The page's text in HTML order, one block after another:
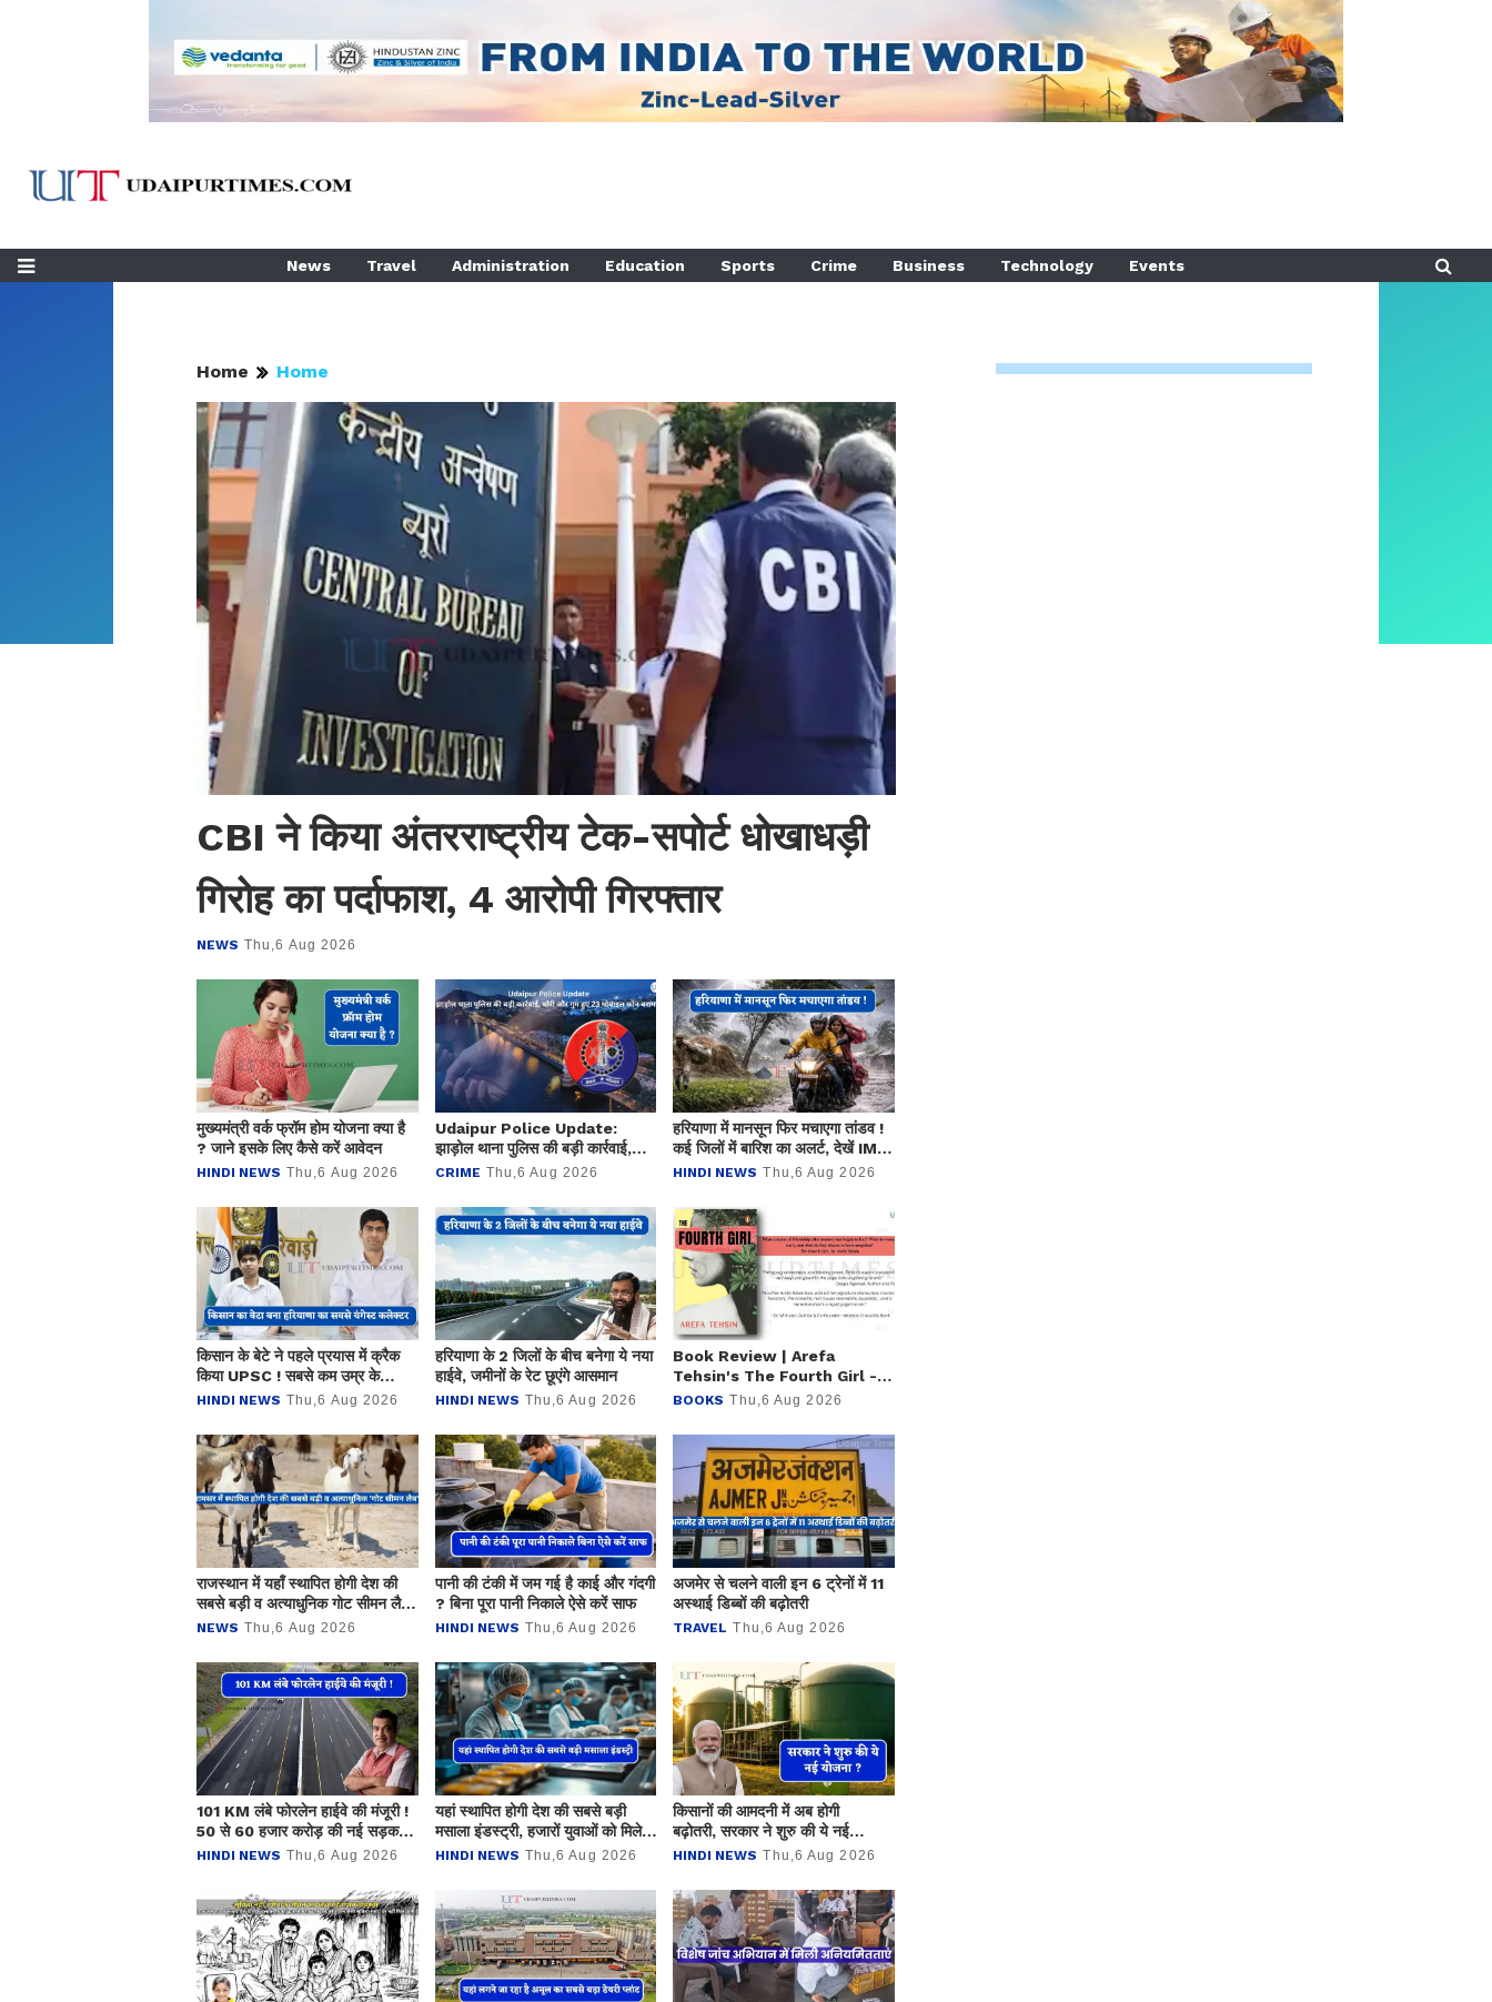
News Travel Administration Education Sports Crime Business Technology Events
Home Home
CBI ने किया अंतरराष्ट्रीय टेक-सपोर्ट धोखाधड़ी
गिरोह का पर्दाफाश, 4 आरोपी गिरफ्तार
NEWS Thu,6 Aug 2026
मुख्यमंत्री वर्क फ्रॉम होम योजना क्या है
? जाने इसके लिए कैसे करें आवेदन
HINDI NEWS Thu,6 Aug 2026
Udaipur Police Update:
झाड़ोल थाना पुलिस की बड़ी कार्रवाई,
चोरी और गुम हुए 23 मोबाइल फोन बरामद
CRIME Thu,6 Aug 2026
हरियाणा में मानसून फिर मचाएगा तांडव !
कई जिलों में बारिश का अलर्ट, देखें IMD
का नया पूर्वानुमान
HINDI NEWS Thu,6 Aug 2026
किसान के बेटे ने पहले प्रयास में क्रैक
किया UPSC ! सबसे कम उम्र के
हरियाणा कैडर के IAS बन रचा इतिहास
HINDI NEWS Thu,6 Aug 2026
हरियाणा के 2 जिलों के बीच बनेगा ये नया
हाईवे, जमीनों के रेट छूएंगे आसमान
HINDI NEWS Thu,6 Aug 2026
Book Review | Arefa
Tehsin's The Fourth Girl - a
Feminist Thriller Based in
BOOKS Thu,6 Aug 2026
राजस्थान में यहाँ स्थापित होगी देश की
सबसे बड़ी व अत्याधुनिक गोट सीमन लैब,
बढ़ेगा मिल्क प्रोडक्शन
NEWS Thu,6 Aug 2026
पानी की टंकी में जम गई है काई और गंदगी
? बिना पूरा पानी निकाले ऐसे करें साफ
HINDI NEWS Thu,6 Aug 2026
अजमेर से चलने वाली इन 6 ट्रेनों में 11
अस्थाई डिब्बों की बढ़ोतरी
TRAVEL Thu,6 Aug 2026
101 KM लंबे फोरलेन हाईवे की मंजूरी !
50 से 60 हजार करोड़ की नई सड़क
परियोजनाओं का भी ऐलान
HINDI NEWS Thu,6 Aug 2026
यहां स्थापित होगी देश की सबसे बड़ी
मसाला इंडस्ट्री, हजारों युवाओं को मिलेगा
रोजगार
HINDI NEWS Thu,6 Aug 2026
किसानों की आमदनी में अब होगी
बढ़ोतरी, सरकार ने शुरु की ये नई
योजना ?
HINDI NEWS Thu,6 Aug 2026